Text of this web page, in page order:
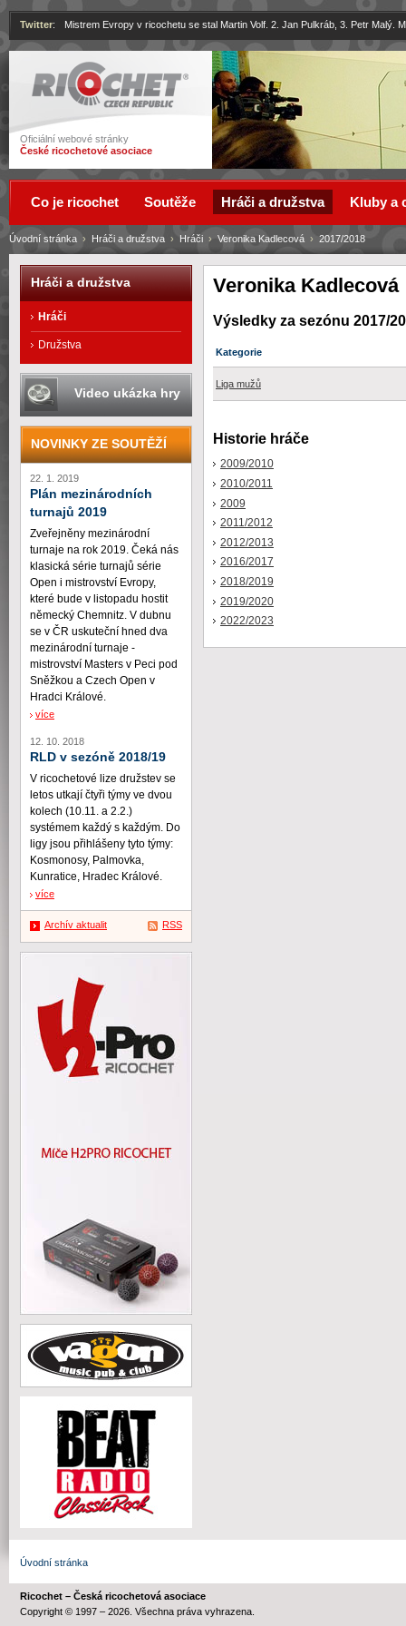
Ricochet
Oficiální webové stránky
České ricochetové asociace
Twitter: Mistrem Evropy v ricochetu se stal Martin Volf. 2. Jan Pulkráb, 3. Petr Malý.
Veronika Kadlecová
Výsledky za sezónu 2017/
Kategorie
Liga mužů
Historie hráče
2009/2010
2010/2011
2009
2011/2012
2012/2013
2016/2017
2018/2019
2019/2020
2022/2023
Úvodní stránka › Hráči a družstva › Hráči › Veronika Kadlecová › 2017/2018
Co je ricochet Soutěže Hráči a družstva Kluby a
Hráči a družstva
Hráči
Družstva
Video ukázka hry
NOVINKY ZE SOUTĚŽÍ
22. 1. 2019
Plán mezinárodních
turnajů 2019
Zveřejněny mezinárodní
turnaje na rok 2019. Čeká nás
klasická série turnajů série
Open i mistrovství Evropy,
které bude v listopadu hostit
německý Chemnitz. V dubnu
se v ČR uskuteční hned dva
mezinárodní turnaje -
mistrovství Masters v Peci pod
Sněžkou a Czech Open v
Hradci Králové.
více
12. 10. 2018
RLD v sezóně 2018/19
V ricochetové lize družstev se
letos utkají čtyři týmy ve dvou
kolech (10.11. a 2.2.)
systémem každý s každým. Do
ligy jsou přihlášeny tyto týmy:
Kosmonosy, Palmovka,
Kunratice, Hradec Králové.
více
Archív aktualit RSS
Úvodní stránka
Ricochet – Česká ricochetová asociace
Copyright © 1997 – 2026. Všechna práva vyhrazena.